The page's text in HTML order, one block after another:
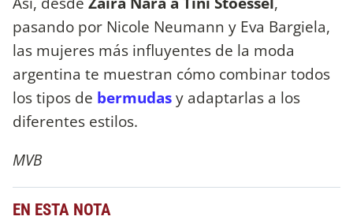
pasando por Nicole Neumann y Eva Bargiela,
las mujeres más influyentes de la moda
argentina te muestran cómo combinar todos
los tipos de bermudasy adaptarlas a los
diferentes estilos.
MVB
EN ESTA NOTA